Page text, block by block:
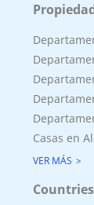
Casas en
VER MÁS